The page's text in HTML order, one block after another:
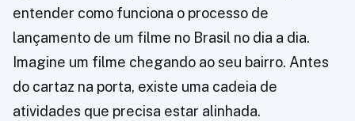
entender como funciona o processo de
lançamento de um filme no Brasil no dia a dia.
Imagine um filme chegando ao seu bairro. Antes
do cartaz na porta, existe uma cadeia de
atividades que precisa estar alinhada.